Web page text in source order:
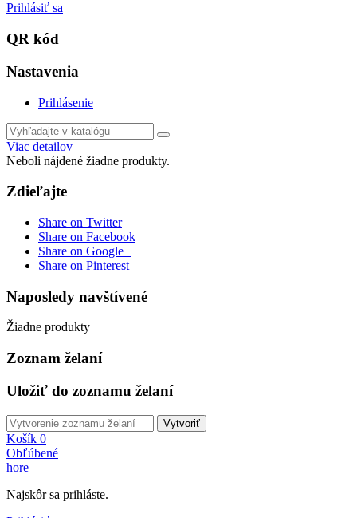
Prihlásiť sa
QR kód
Nastavenia
Prihlásenie
Viac detailov
Neboli nájdené žiadne produkty.
Zdieľajte
Share on Twitter
Share on Facebook
Share on Google+
Share on Pinterest
Naposledy navštívené
Žiadne produkty
Zoznam želaní
Uložiť do zoznamu želaní
Vytvoriť
Košík 0
Obľúbené
hore
Najskôr sa prihláste.